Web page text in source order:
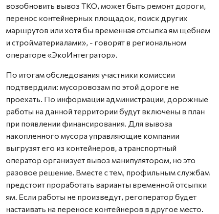
возобновить вывоз ТКО, может быть ремонт дороги,
перенос контейнерных площадок, поиск других
маршрутов или хотя бы временная отсыпка ям щебнем
и стройматериалами», - говорят в региональном
операторе «ЭкоИнтегратор».
По итогам обследования участники комиссии
подтвердили: мусоровозам по этой дороге не
проехать. По информации администрации, дорожные
работы на данной территории будут включены в план
при появлении финансирования. Для вывоза
накопленного мусора управляющие компании
выгрузят его из контейнеров, а транспортный
оператор организует вывоз манипулятором, но это
разовое решение. Вместе с тем, профильным службам
предстоит проработать варианты временной отсыпки
ям. Если работы не произведут, регоператор будет
настаивать на переносе контейнеров в другое место.